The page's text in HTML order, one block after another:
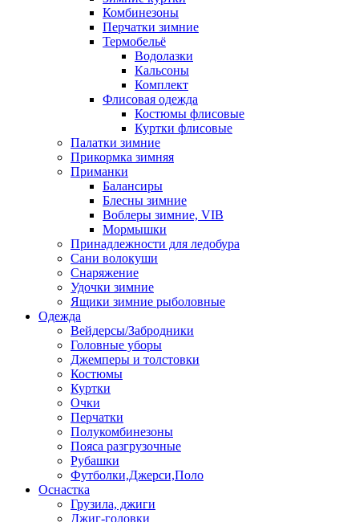
Комбинезоны
Перчатки зимние
Термобельё
Водолазки
Кальсоны
Комплект
Флисовая одежда
Костюмы флисовые
Куртки флисовые
Палатки зимние
Прикормка зимняя
Приманки
Балансиры
Блесны зимние
Воблеры зимние, VIB
Мормышки
Принадлежности для ледобура
Сани волокуши
Снаряжение
Удочки зимние
Ящики зимние рыболовные
Одежда
Вейдерсы/Забродники
Головные уборы
Джемперы и толстовки
Костюмы
Куртки
Очки
Перчатки
Полукомбинезоны
Пояса разгрузочные
Рубашки
Футболки,Джерси,Поло
Оснастка
Грузила, джиги
Джиг-головки